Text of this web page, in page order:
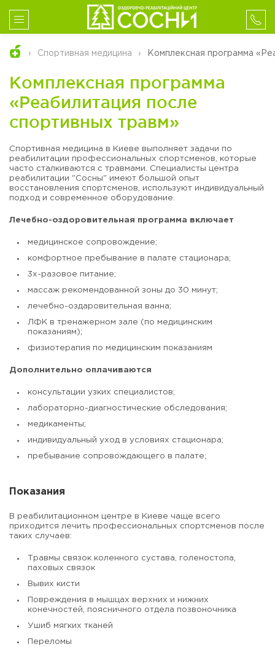
Спортивная медицина Комплексная программа
Комплексная программа
«Реабилитация после
спортивных травм»
Спортивная медицина в Киеве выполняет задачи по
реабилитации профессиональных спортсменов, которые
часто сталкиваются с травмами. Специалисты центра
реабилитации "Сосны" имеют большой опыт
восстановления спортсменов, используют индивидуальный
подход и современное оборудование.
Лечебно-оздоровительная программа включает
медицинское сопровождение;
комфортное пребывание в палате стационара;
3х-разовое питание;
массаж рекомендованной зоны до 30 минут;
лечебно-оздаровительная ванна;
ЛФК в тренажерном зале (по медицинским
показаниям);
физиотерапия по медицинским показаниям
Дополнительно оплачиваются
консультации узких специалистов;
лабораторно-диагностические обследования;
медикаменты;
индивидуальный уход в условиях стационара;
пребывание сопровождающего в палате;
Показания
В реабилитационном центре в Киеве чаще всего
приходится лечить профессиональных спортсменов после
таких случаев:
Травмы связок коленного сустава, голеностопа,
паховых связок
Вывих кисти
Повреждения в мышцах верхних и нижних
конечностей, поясничного отдела позвоночника
Ушиб мягких тканей
Переломы